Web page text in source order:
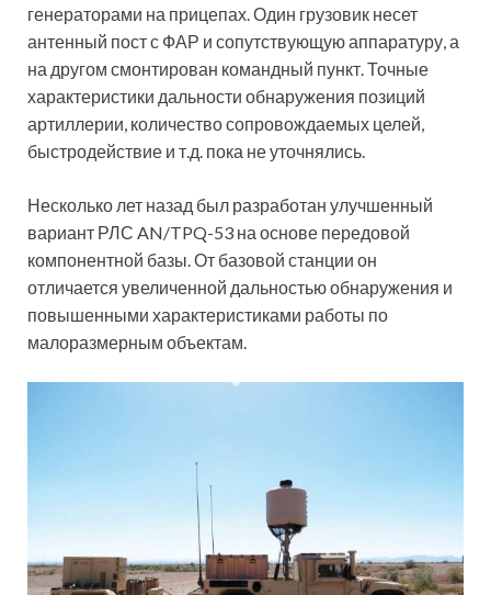
генераторами на прицепах. Один грузовик несет
антенный пост с ФАР и сопутствующую аппаратуру, а
на другом смонтирован командный пункт. Точные
характеристики дальности обнаружения позиций
артиллерии, количество сопровождаемых целей,
быстродействие и т.д. пока не уточнялись.
Несколько лет назад был разработан улучшенный
вариант РЛС AN/TPQ-53 на основе передовой
компонентной базы. От базовой станции он
отличается увеличенной дальностью обнаружения и
повышенными характеристиками работы по
малоразмерным объектам.